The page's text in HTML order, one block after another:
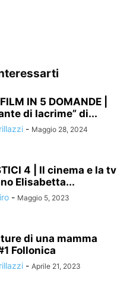
IN 5 DOMANDE |
di lacrime” di...
- Maggio 28, 2024
4 | Il cinema e la tv
Elisabetta...
- Maggio 5, 2023
di una mamma
Follonica
- Aprile 21, 2023